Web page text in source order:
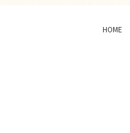
HOME